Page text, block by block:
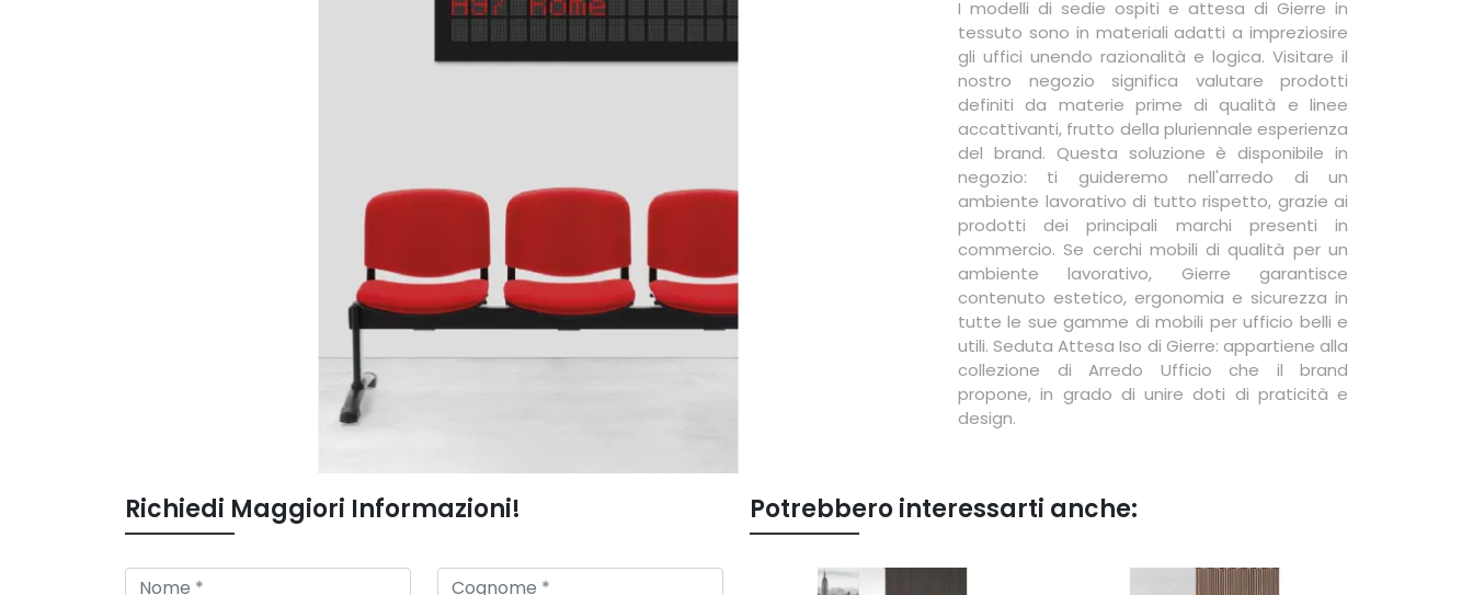
I modelli di sedie ospiti e attesa di Gierre in
tessuto sono in materiali adatti a impreziosire
gli uffici unendo razionalità e logica. Visitare il
nostro negozio significa valutare prodotti
definiti da materie prime di qualità e linee
accattivanti, frutto della pluriennale esperienza
del brand. Questa soluzione è disponibile in
negozio: ti guideremo nell'arredo di un
ambiente lavorativo di tutto rispetto, grazie ai
prodotti dei principali marchi presenti in
commercio. Se cerchi mobili di qualità per un
ambiente lavorativo, Gierre garantisce
contenuto estetico, ergonomia e sicurezza in
tutte le sue gamme di mobili per ufficio belli e
utili. Seduta Attesa Iso di Gierre: appartiene alla
collezione di Arredo Ufficio che il brand
propone, in grado di unire doti di praticità e
design.
Richiedi Maggiori Informazioni! Potrebbero interessarti anche: